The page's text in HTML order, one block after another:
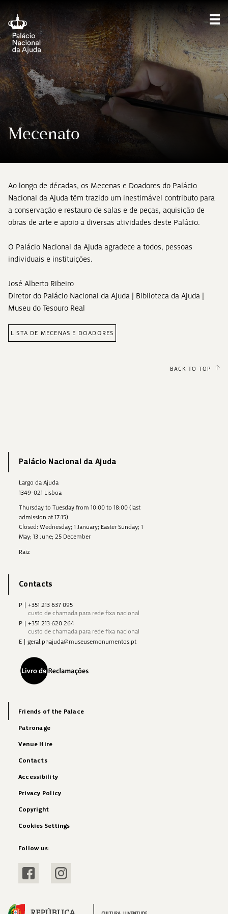
Mecenato
Ao longo de décadas, os Mecenas e Doadores do Palácio
Nacional da Ajuda têm trazido um inestimável contributo para
a conservação e restauro de salas e de peças, aquisição de
obras de arte e apoio a diversas atividades deste Palácio.
O Palácio Nacional da Ajuda agradece a todos, pessoas
individuais e instituições.
José Alberto Ribeiro
Diretor do Palácio Nacional da Ajuda | Biblioteca da Ajuda |
Museu do Tesouro Real
LISTA DE MECENAS E DOADORES
BACK TO TOP
Palácio Nacional da Ajuda
Largo da Ajuda
1349-021 Lisboa
Thursday to Tuesday from 10:00 to 18:00 (last
admission at 17:15)
Closed: Wednesday; 1 January; Easter Sunday; 1
May; 13 June; 25 December
Raiz
Contacts
P
+351 213 637 095
custo de chamada para rede fixa nacional
P
+351 213 620 264
custo de chamada para rede fixa nacional
E
geral.pnajuda@museusemonumentos.pt
Friends of the Palace
Patronage
Venue Hire
Contacts
Accessibility
Privacy Policy
Copyright
Cookies Settings
Follow us:
Visit FacebookVisit Instagram